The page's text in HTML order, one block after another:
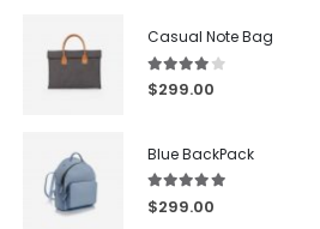
Casual Note Bag
4.00out of 5
$299.00
Blue BackPack
5.00out of 5
$299.00